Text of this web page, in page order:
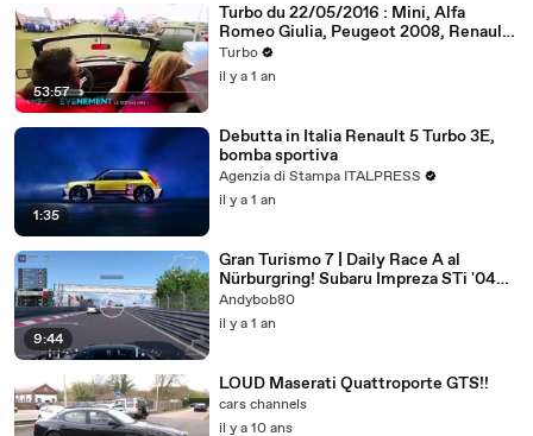
53:57
Turbo du 22/05/2016 : Mini, Alfa
Romeo Giulia, Peugeot 2008, Renault
RS01...
Turbo
il y a 1 an
1:35
Debutta in Italia Renault 5 Turbo 3E,
bomba sportiva
Agenzia di Stampa ITALPRESS
il y a 1 an
9:44
Gran Turismo 7 | Daily Race A al
Nürburgring! Subaru Impreza STi '04
all'attacco!
Andybob80
il y a 1 an
LOUD Maserati Quattroporte GTS!!
cars channels
il y a 10 ans